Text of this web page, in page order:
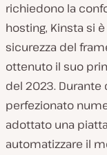
richiedono la
hosting, Kinsta si
sicurezza del
ottenuto il suo
del 2023. Durante
perfezionato
adottato una
automatizzare il